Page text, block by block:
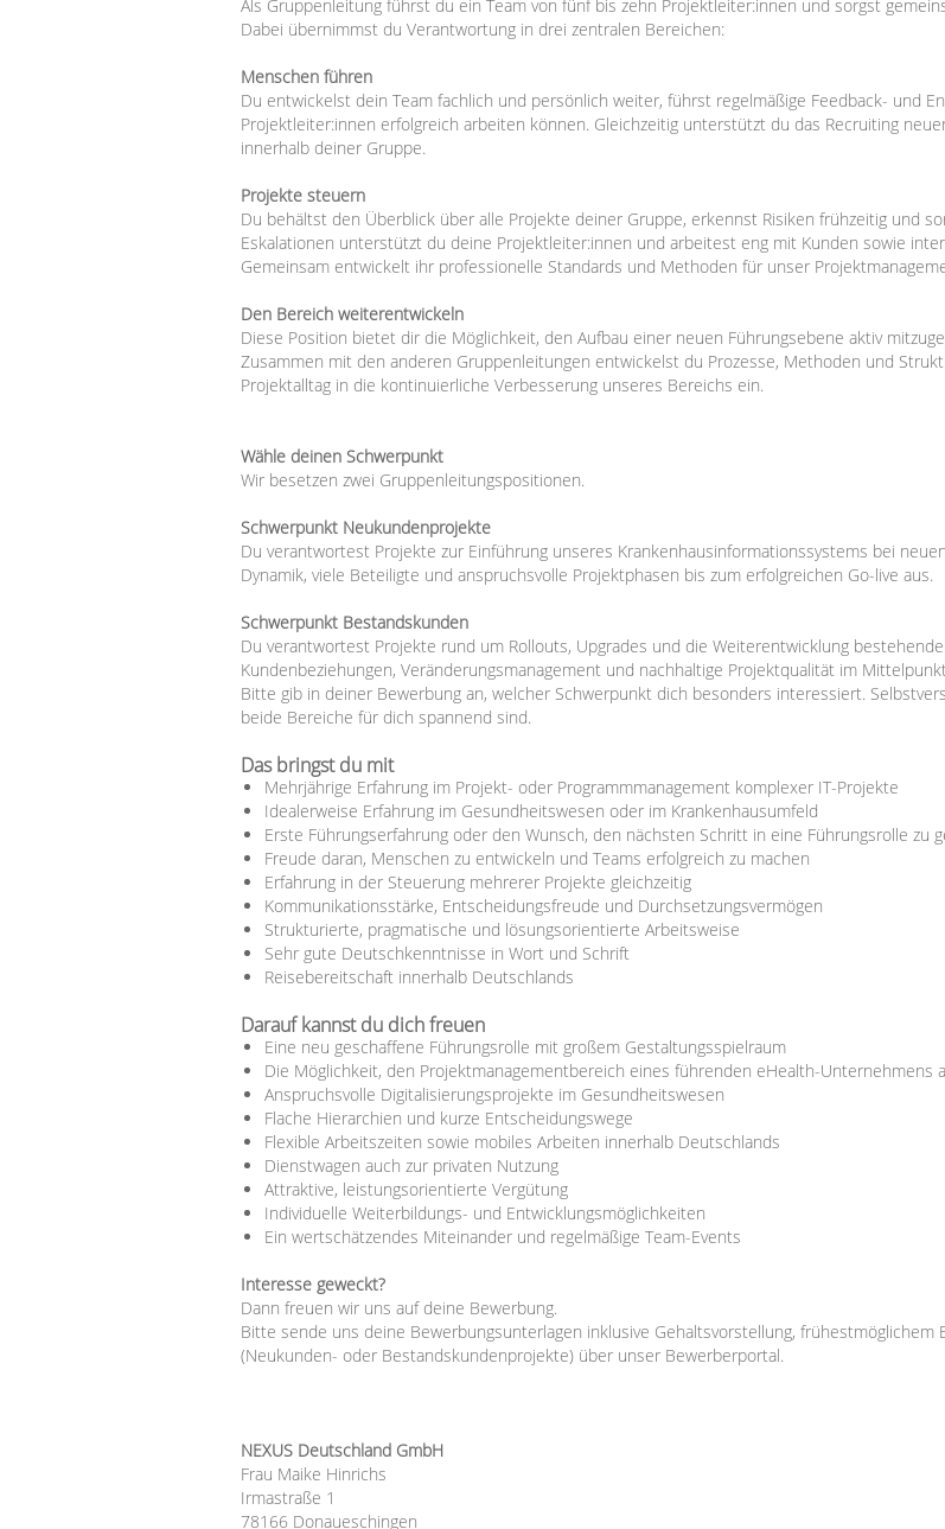
Als Gruppenleitung führst du ein Team von fünf bis zehn Projektleiter:innen und sorgst
Dabei übernimmst du Verantwortung in drei zentralen Bereichen:
Menschen führen
Du entwickelst dein Team fachlich und persönlich weiter, führst regelmäßige Feedback- und
Projektleiter:innen erfolgreich arbeiten können. Gleichzeitig unterstützt du das Recruiting
innerhalb deiner Gruppe.
Projekte steuern
Du behältst den Überblick über alle Projekte deiner Gruppe, erkennst Risiken frühzeitig und
Eskalationen unterstützt du deine Projektleiter:innen und arbeitest eng mit Kunden sowie
Gemeinsam entwickelt ihr professionelle Standards und Methoden für unser
Den Bereich weiterentwickeln
Diese Position bietet dir die Möglichkeit, den Aufbau einer neuen Führungsebene aktiv
Zusammen mit den anderen Gruppenleitungen entwickelst du Prozesse, Methoden und
Projektalltag in die kontinuierliche Verbesserung unseres Bereichs ein.
Wähle deinen Schwerpunkt
Wir besetzen zwei Gruppenleitungspositionen.
Schwerpunkt Neukundenprojekte
Du verantwortest Projekte zur Einführung unseres Krankenhausinformationssystems bei
Dynamik, viele Beteiligte und anspruchsvolle Projektphasen bis zum erfolgreichen Go-live aus.
Schwerpunkt Bestandskunden
Du verantwortest Projekte rund um Rollouts, Upgrades und die Weiterentwicklung
Kundenbeziehungen, Veränderungsmanagement und nachhaltige Projektqualität im
Bitte gib in deiner Bewerbung an, welcher Schwerpunkt dich besonders interessiert.
beide Bereiche für dich spannend sind.
Das bringst du mit
Mehrjährige Erfahrung im Projekt- oder Programmmanagement komplexer IT-Projekte
Idealerweise Erfahrung im Gesundheitswesen oder im Krankenhausumfeld
Erste Führungserfahrung oder den Wunsch, den nächsten Schritt in eine Führungsrolle zu
Freude daran, Menschen zu entwickeln und Teams erfolgreich zu machen
Erfahrung in der Steuerung mehrerer Projekte gleichzeitig
Kommunikationsstärke, Entscheidungsfreude und Durchsetzungsvermögen
Strukturierte, pragmatische und lösungsorientierte Arbeitsweise
Sehr gute Deutschkenntnisse in Wort und Schrift
Reisebereitschaft innerhalb Deutschlands
Darauf kannst du dich freuen
Eine neu geschaffene Führungsrolle mit großem Gestaltungsspielraum
Die Möglichkeit, den Projektmanagementbereich eines führenden eHealth-Unternehmens
Anspruchsvolle Digitalisierungsprojekte im Gesundheitswesen
Flache Hierarchien und kurze Entscheidungswege
Flexible Arbeitszeiten sowie mobiles Arbeiten innerhalb Deutschlands
Dienstwagen auch zur privaten Nutzung
Attraktive, leistungsorientierte Vergütung
Individuelle Weiterbildungs- und Entwicklungsmöglichkeiten
Ein wertschätzendes Miteinander und regelmäßige Team-Events
Interesse geweckt?
Dann freuen wir uns auf deine Bewerbung.
Bitte sende uns deine Bewerbungsunterlagen inklusive Gehaltsvorstellung,
(Neukunden- oder Bestandskundenprojekte) über unser Bewerberportal.
NEXUS Deutschland GmbH
Frau Maike Hinrichs
Irmastraße 1
78166 Donaueschingen